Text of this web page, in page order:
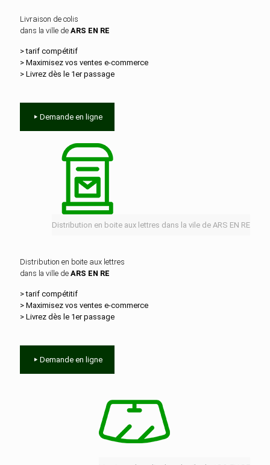
Livraison de colis
dans la ville de ARS EN RE
> tarif compétitif
> Maximisez vos ventes e‑commerce
> Livrez dès le 1er passage
Demande en ligne
Distribution en boite aux lettres dans la vile de ARS EN RE
Distribution en boite aux lettres
dans la ville de ARS EN RE
> tarif compétitif
> Maximisez vos ventes e‑commerce
> Livrez dès le 1er passage
Demande en ligne